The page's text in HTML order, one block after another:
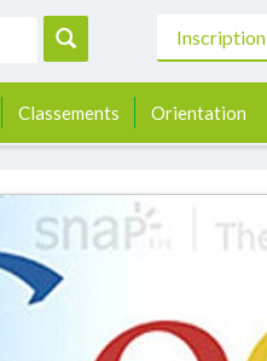
Inscription
Classements Orientation